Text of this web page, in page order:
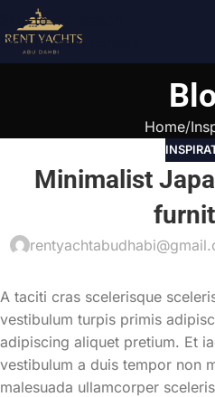
Skip to navigation
Skip to main content
Home
Minimalist
A taciti cras scelerisque
vestibulum turpis primis
adipiscing aliquet pretium. Et
vestibulum a duis tempor non
malesuada ullamcorper